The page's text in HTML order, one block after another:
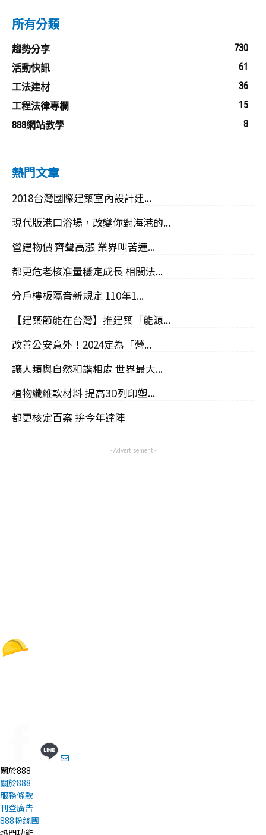
所有分類
趨勢分享
730
活動快訊
61
工法建材
36
工程法律專欄
15
888網站教學
8
熱門文章
2018台灣國際建築室內設計建...
現代版港口浴場，改變你對海港的...
營建物價 齊聲高漲 業界叫苦連...
都更危老核准量穩定成長 相關法...
分戶樓板隔音新規定 110年1...
【建築節能在台灣】推建築「能源...
改善公安意外！2024定為「營...
讓人類與自然和諧相處 世界最大...
植物纖維軟材料 提高3D列印塑...
都更核定百案 拚今年達陣
- Advertisement -
關於888
關於888
服務條款
刊登廣告
888粉絲團